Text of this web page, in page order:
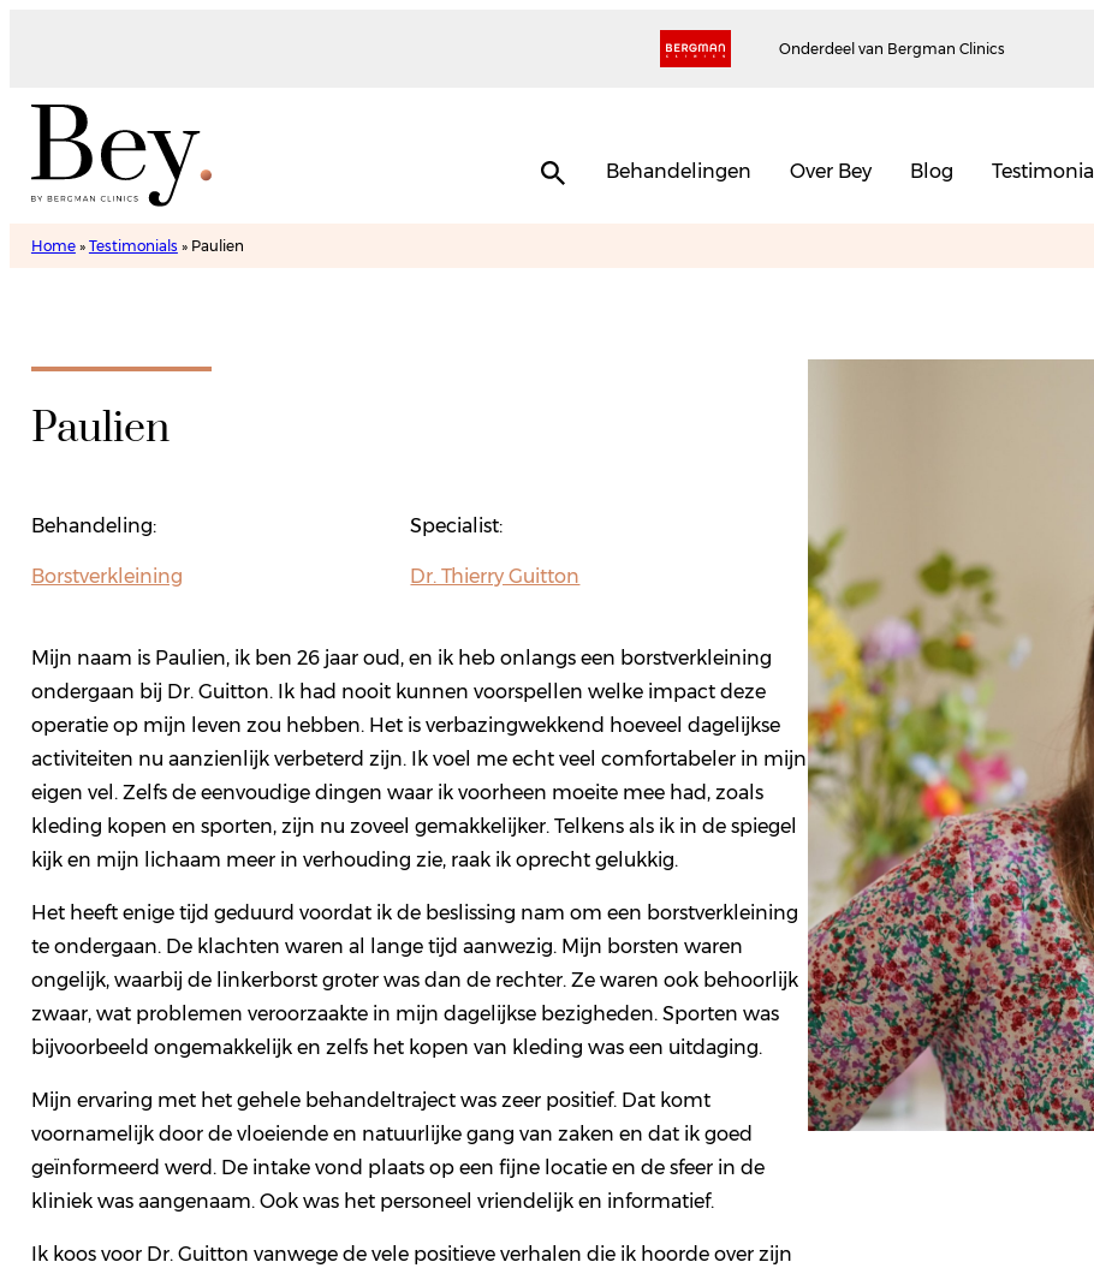
Onderdeel van Bergman Clinics
Behandelingen Over Bey Blog Testimonial
Home» Testimonials » Paulien
Paulien
Behandeling:
Borstverkleining
Specialist:
Dr. Thierry Guitton
Mijn naam is Paulien, ik ben 26 jaar oud, en ik heb onlangs een borstverkleining
ondergaan bij Dr. Guitton. Ik had nooit kunnen voorspellen welke impact deze
operatie op mijn leven zou hebben. Het is verbazingwekkend hoeveel dagelijkse
activiteiten nu aanzienlijk verbeterd zijn. Ik voel me echt veel comfortabeler in mijn
eigen vel. Zelfs de eenvoudige dingen waar ik voorheen moeite mee had, zoals
kleding kopen en sporten, zijn nu zoveel gemakkelijker. Telkens als ik in de spiegel
kijk en mijn lichaam meer in verhouding zie, raak ik oprecht gelukkig.
Het heeft enige tijd geduurd voordat ik de beslissing nam om een borstverkleining
te ondergaan. De klachten waren al lange tijd aanwezig. Mijn borsten waren
ongelijk, waarbij de linkerborst groter was dan de rechter. Ze waren ook behoorlijk
zwaar, wat problemen veroorzaakte in mijn dagelijkse bezigheden. Sporten was
bijvoorbeeld ongemakkelijk en zelfs het kopen van kleding was een uitdaging.
Mijn ervaring met het gehele behandeltraject was zeer positief. Dat komt
voornamelijk door de vloeiende en natuurlijke gang van zaken en dat ik goed
geïnformeerd werd. De intake vond plaats op een fijne locatie en de sfeer in de
kliniek was aangenaam. Ook was het personeel vriendelijk en informatief.
Ik koos voor Dr. Guitton vanwege de vele positieve verhalen die ik hoorde over zijn